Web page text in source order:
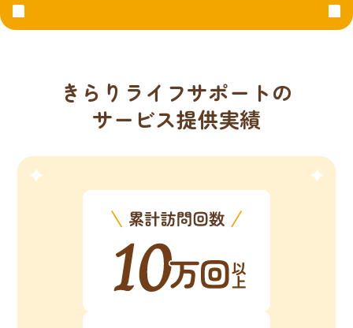
きらりライフサポートの
サービス提供実績